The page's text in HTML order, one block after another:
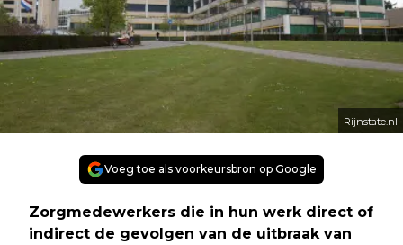
Rijnstate.nl
Voeg toe als voorkeursbron op Google
Zorgmedewerkers die in hun werk direct of
indirect de gevolgen van de uitbraak van